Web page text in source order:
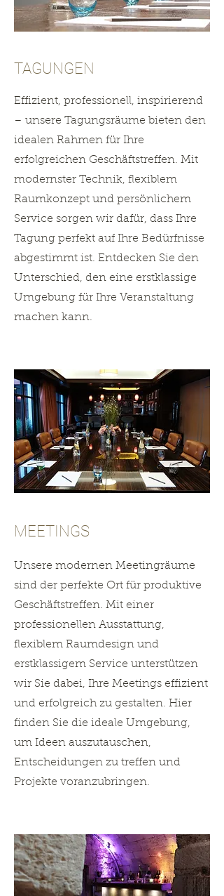
TAGUNGEN
Effizient, professionell, inspirierend
– unsere Tagungsräume bieten den
idealen Rahmen für Ihre
erfolgreichen Geschäftstreffen. Mit
modernster Technik, flexiblem
Raumkonzept und persönlichem
Service sorgen wir dafür, dass Ihre
Tagung perfekt auf Ihre Bedürfnisse
abgestimmt ist. Entdecken Sie den
Unterschied, den eine erstklassige
Umgebung für Ihre Veranstaltung
machen kann.
MEETINGS
Unsere modernen Meetingräume
sind der perfekte Ort für produktive
Geschäftstreffen. Mit einer
professionellen Ausstattung,
flexiblem Raumdesign und
erstklassigem Service unterstützen
wir Sie dabei, Ihre Meetings effizient
und erfolgreich zu gestalten. Hier
finden Sie die ideale Umgebung,
um Ideen auszutauschen,
Entscheidungen zu treffen und
Projekte voranzubringen.